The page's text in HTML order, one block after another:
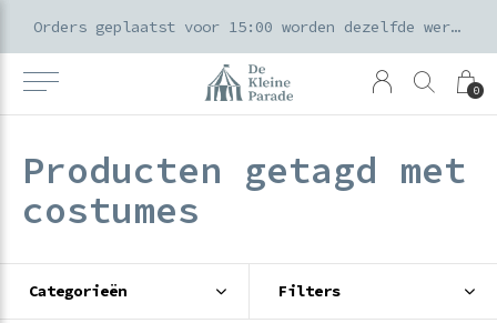
0
Orders geplaatst voor 15:00 worden dezelfde werkdag verzonden
Producten getagd met
costumes
Categorieën Filters